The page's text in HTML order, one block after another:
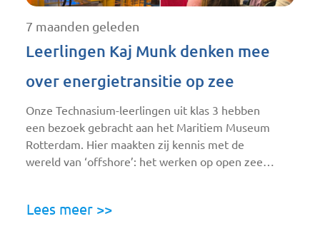
7 maanden geleden
Leerlingen Kaj Munk denken mee
over energietransitie op zee
Onze Technasium-leerlingen uit klas 3 hebben
een bezoek gebracht aan het Maritiem Museum
Rotterdam. Hier maakten zij kennis met de
wereld van ‘offshore’: het werken op open zee…
Lees meer >>